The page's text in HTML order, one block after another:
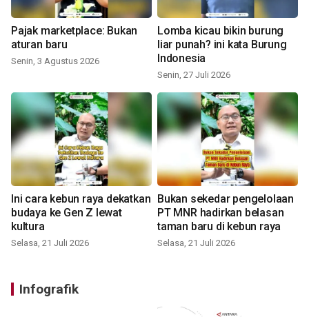
Pajak marketplace: Bukan
aturan baru
Senin, 3 Agustus 2026
Lomba kicau bikin burung
liar punah? ini kata Burung
Indonesia
Senin, 27 Juli 2026
Ini cara kebun raya dekatkan
budaya ke Gen Z lewat
kultura
Selasa, 21 Juli 2026
Bukan sekedar pengelolaan
PT MNR hadirkan belasan
taman baru di kebun raya
Selasa, 21 Juli 2026
Infografik